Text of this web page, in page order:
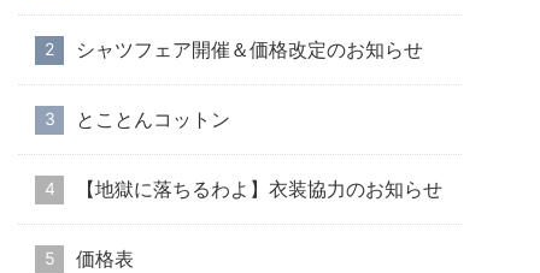
シャツフェア開催＆価格改定のお知らせ
とことんコットン
【地獄に落ちるわよ】衣装協力のお知らせ
価格表